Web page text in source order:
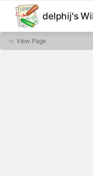
delphij's
≪ View Page